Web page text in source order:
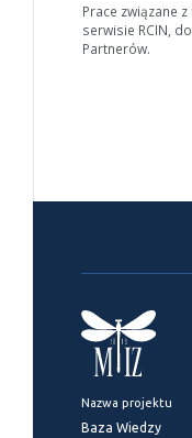
Prace związane
serwisie RCIN,
Partnerów.
Nazwa projektu
Baza Wiedzy